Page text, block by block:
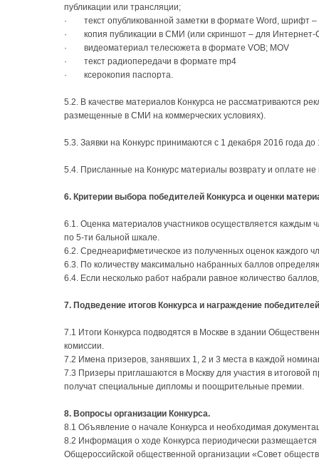
публикации или трансляции;
· текст опубликованной заметки в формате Word, шрифт –
· копия публикации в СМИ (или скриншот – для
· видеоматериал телесюжета в формате VOB; MOV
· текст радиопередачи в формате mp4
· ксерокопия паспорта.
5.2. В качестве материалов Конкурса не рассматриваются
размещенные в СМИ на коммерческих условиях).
5.3. Заявки на Конкурс принимаются с 1 декабря 2016 года до
5.4. Присланные на Конкурс материалы возврату и оплате не
6. Критерии выбора победителей Конкурса и оценки
6.1. Оценка материалов участников осуществляется каждым
по 5-ти бальной шкале.
6.2. Среднеарифметическое из полученных оценок каждого
6.3. По количеству максимально набранных баллов
6.4. Если несколько работ набрали равное количество
7. Подведение итогов Конкурса и награждение
7.1 Итоги Конкурса подводятся в Москве в здании
комиссии.
7.2 Имена призеров, занявших 1, 2 и 3 места в каждой
7.3 Призеры приглашаются в Москву для участия в итоговой
получат специальные дипломы и поощрительные премии.
8. Вопросы организации Конкурса.
8.1 Объявление о начале Конкурса и необходимая
8.2 Информация о ходе Конкурса периодически
Общероссийской общественной организации «Совет